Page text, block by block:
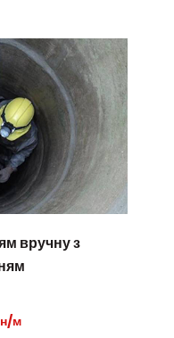
вручну з
м